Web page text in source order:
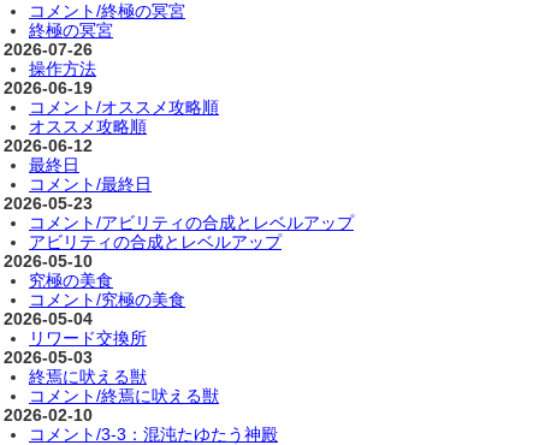
コメント/終極の冥宮
終極の冥宮
2026-07-26
操作方法
2026-06-19
コメント/オススメ攻略順
オススメ攻略順
2026-06-12
最終日
コメント/最終日
2026-05-23
コメント/アビリティの合成とレベルアップ
アビリティの合成とレベルアップ
2026-05-10
究極の美食
コメント/究極の美食
2026-05-04
リワード交換所
2026-05-03
終焉に吠える獣
コメント/終焉に吠える獣
2026-02-10
コメント/3-3：混沌たゆたう神殿